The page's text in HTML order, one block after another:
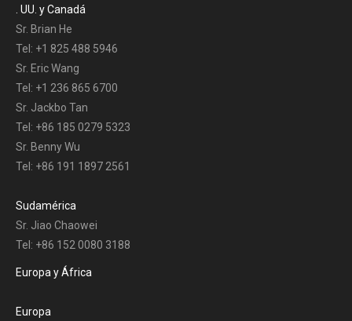
. UU. y Canadá
Sr. Brian He
Tel: +1 825 488 5946
Sr. Eric Wang
Tel: +1 236 865 6700
Sr. Jackbo Tan
Tel: +86 185 0279 5323
Sr. Benny Wu
Tel: +86 191 1897 2561
Sudamérica
Sr. Jiao Chaowei
Tel: +86 152 0080 3188
Europa y África
Europa